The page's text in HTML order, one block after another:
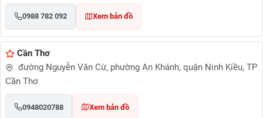
0988 782 092 Xem bản đồ
Cần Thơ
đường Nguyễn Văn Cừ, phường An Khánh, quận Ninh Kiều, TP
Cần Thơ
0948020788 Xem bản đồ